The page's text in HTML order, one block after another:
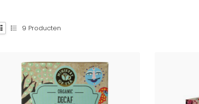
9 Producten